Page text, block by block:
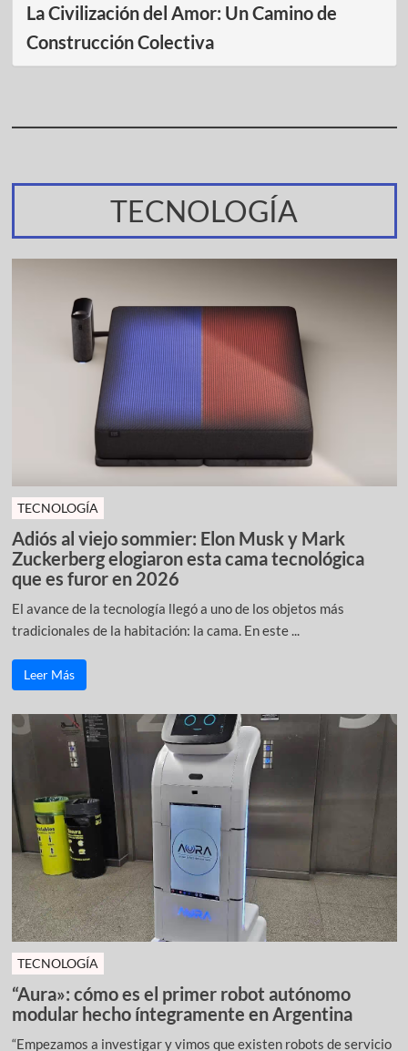
La Civilización del Amor: Un Camino de
Construcción Colectiva
TECNOLOGÍA
TECNOLOGÍA
Adiós al viejo sommier: Elon Musk y Mark
Zuckerberg elogiaron esta cama tecnológica
que es furor en 2026
El avance de la tecnología llegó a uno de los objetos más
tradicionales de la habitación: la cama. En este ...
Leer Más
TECNOLOGÍA
“Aura»: cómo es el primer robot autónomo
modular hecho íntegramente en Argentina
“Empezamos a investigar y vimos que existen robots de servicio